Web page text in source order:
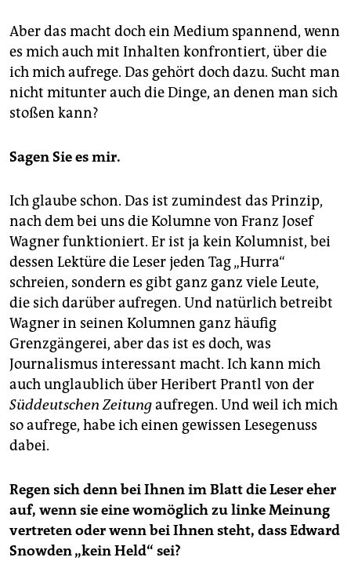
Aber das macht doch ein Medium spannend, wenn
es mich auch mit Inhalten konfrontiert, über die
ich mich aufrege. Das gehört doch dazu. Sucht man
nicht mitunter auch die Dinge, an denen man sich
stoßen kann?
Sagen Sie es mir.
Ich glaube schon. Das ist zumindest das Prinzip,
nach dem bei uns die Kolumne von Franz Josef
Wagner funktioniert. Er ist ja kein Kolumnist, bei
dessen Lektüre die Leser jeden Tag „Hurra“
schreien, sondern es gibt ganz ganz viele Leute,
die sich darüber aufregen. Und natürlich betreibt
Wagner in seinen Kolumnen ganz häufig
Grenzgängerei, aber das ist es doch, was
Journalismus interessant macht. Ich kann mich
auch unglaublich über Heribert Prantl von der
Süddeutschen Zeitungaufregen. Und weil ich mich
so aufrege, habe ich einen gewissen Lesegenuss
dabei.
Regen sich denn bei Ihnen im Blatt die Leser eher
auf, wenn sie eine womöglich zu linke Meinung
vertreten oder wenn bei Ihnen steht, dass Edward
Snowden „kein Held“ sei?